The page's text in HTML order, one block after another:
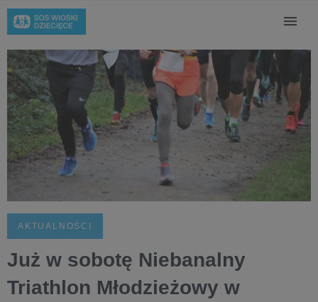
AKTUALNOŚCI
Już w sobotę Niebanalny
Triathlon Młodzieżowy w